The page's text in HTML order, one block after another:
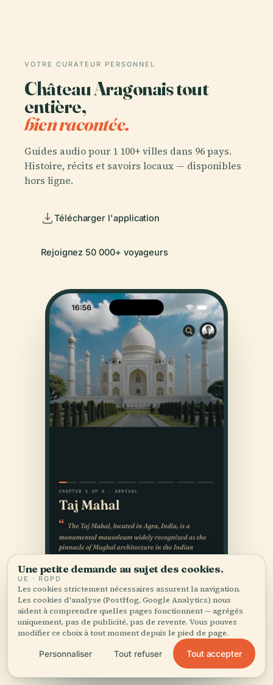
VOTRE CURATEUR PERSONNEL
Château Aragonais tout
entière,
bien racontée.
Guides audio pour 1 100+ villes dans 96 pays.
Histoire, récits et savoirs locaux — disponibles
hors ligne.
Télécharger l'application
Rejoignez 50 000+ voyageurs
Une petite demande au sujet des cookies.
UE · RGPD
Les cookies strictement nécessaires assurent la navigation.
Les cookies d'analyse (PostHog, Google Analytics) nous
aident à comprendre quelles pages fonctionnent — agrégés
uniquement, pas de publicité, pas de revente. Vous pouvez
modifier ce choix à tout moment depuis le pied de page.
Personnaliser Tout refuser Tout accepter